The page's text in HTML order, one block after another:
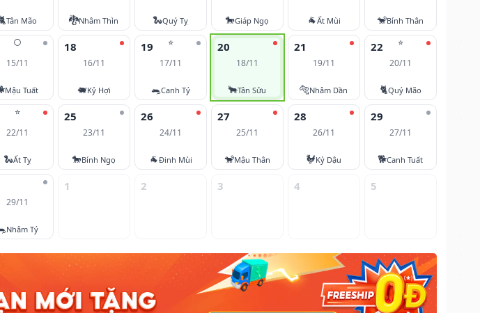
Tân Mão 🐉Nhâm Thìn 🐍Quý Tỵ 🐎Giáp Ngọ 🐐Ất Mùi 🐒Bính Thân
🌕
15/11
Mậu Tuất
18
16/11
🐖Kỷ Hợi
⭐
19
17/11
🐀Canh Tý
20
18/11
🐂Tân Sửu
21
19/11
🐅Nhâm Dần
⭐
22
20/11
🐈Quý Mão
⭐
22/11
🐍Ất Tỵ
25
23/11
🐎Bính Ngọ
26
24/11
🐐Đinh Mùi
27
25/11
🐒Mậu Thân
28
26/11
🐓Kỷ Dậu
29
27/11
🐕Canh Tuất
29/11
Nhâm Tý
1 2 3 4 5